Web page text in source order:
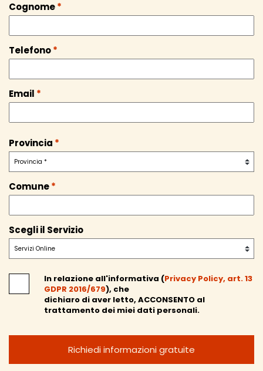
Cognome*
Telefono*
Email *
Provincia *
Comune*
Scegli il Servizio
In relazione all'informativa (Privacy Policy, art. 13
GDPR 2016/679), che
dichiaro di aver letto, ACCONSENTO al
trattamento dei miei dati personali.